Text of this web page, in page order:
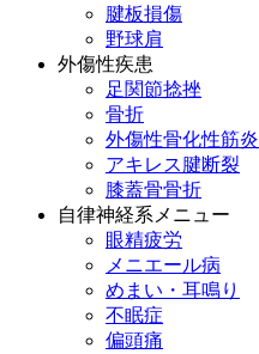
腱板損傷
野球肩
外傷性疾患
足関節捻挫
骨折
外傷性骨化性筋炎
アキレス腱断裂
膝蓋骨骨折
自律神経系メニュー
眼精疲労
メニエール病
めまい・耳鳴り
不眠症
偏頭痛